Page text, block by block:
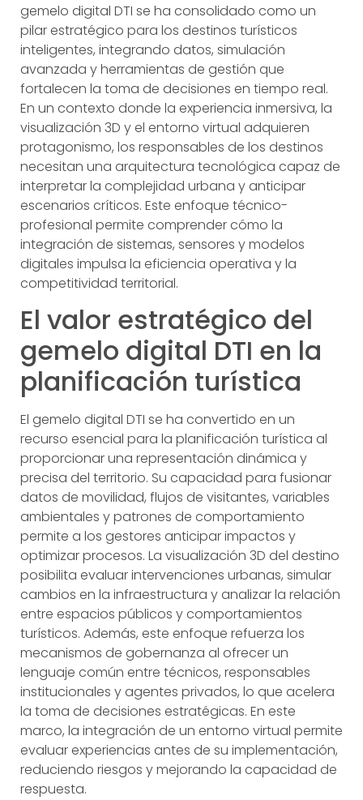
gemelo digital DTI se ha consolidado como un
pilar estratégico para los destinos turísticos
inteligentes, integrando datos, simulación
avanzada y herramientas de gestión que
fortalecen la toma de decisiones en tiempo real.
En un contexto donde la experiencia inmersiva, la
visualización 3D y el entorno virtual adquieren
protagonismo, los responsables de los destinos
necesitan una arquitectura tecnológica capaz de
interpretar la complejidad urbana y anticipar
escenarios críticos. Este enfoque técnico-
profesional permite comprender cómo la
integración de sistemas, sensores y modelos
digitales impulsa la eficiencia operativa y la
competitividad territorial.
El valor estratégico del
gemelo digital DTI en la
planificación turística
El gemelo digital DTI se ha convertido en un
recurso esencial para la planificación turística al
proporcionar una representación dinámica y
precisa del territorio. Su capacidad para fusionar
datos de movilidad, flujos de visitantes, variables
ambientales y patrones de comportamiento
permite a los gestores anticipar impactos y
optimizar procesos. La visualización 3D del destino
posibilita evaluar intervenciones urbanas, simular
cambios en la infraestructura y analizar la relación
entre espacios públicos y comportamientos
turísticos. Además, este enfoque refuerza los
mecanismos de gobernanza al ofrecer un
lenguaje común entre técnicos, responsables
institucionales y agentes privados, lo que acelera
la toma de decisiones estratégicas. En este
marco, la integración de un entorno virtual permite
evaluar experiencias antes de su implementación,
reduciendo riesgos y mejorando la capacidad de
respuesta.